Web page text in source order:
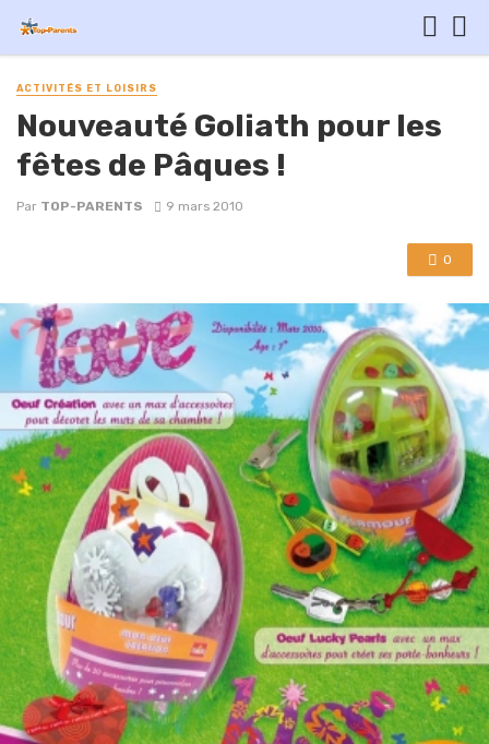
ACTIVITÉS ET LOISIRS
Nouveauté Goliath pour les
fêtes de Pâques !
Par TOP-PARENTS 9 mars 2010
0